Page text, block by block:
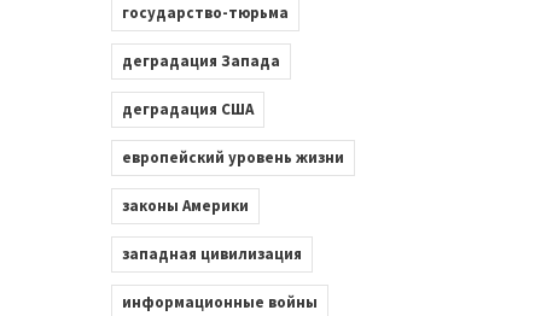
государство-тюрьма
деградация Запада
деградация США
европейский уровень жизни
законы Америки
западная цивилизация
информационные войны